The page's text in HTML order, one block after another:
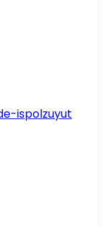
ispolzuyut